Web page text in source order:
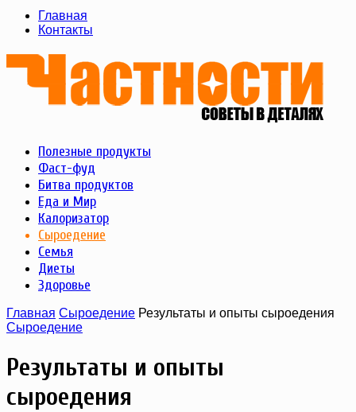
Главная
Контакты
Полезные продукты
Фаст-фуд
Битва продуктов
Еда и Мир
Калоризатор
Сыроедение
Семья
Диеты
Здоровье
Главная Сыроедение Результаты и опыты сыроедения
Сыроедение
Результаты и опыты
сыроедения